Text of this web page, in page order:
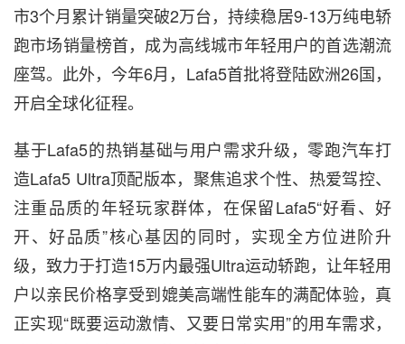
市3个月累计销量突破2万台，持续稳居9-13万纯电轿
跑市场销量榜首，成为高线城市年轻用户的首选潮流
座驾。此外，今年6月，Lafa5首批将登陆欧洲26国，
开启全球化征程。
基于Lafa5的热销基础与用户需求升级，零跑汽车打
造Lafa5 Ultra顶配版本，聚焦追求个性、热爱驾控、
注重品质的年轻玩家群体，在保留Lafa5“好看、好
开、好品质”核心基因的同时，实现全方位进阶升
级，致力于打造15万内最强Ultra运动轿跑，让年轻用
户以亲民价格享受到媲美高端性能车的满配体验，真
正实现“既要运动激情、又要日常实用”的用车需求，